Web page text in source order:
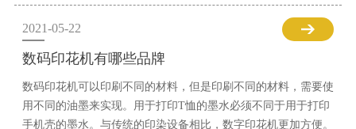
2021-05-22
数码印花机有哪些品牌
数码印花机可以印刷不同的材料，但是印刷不同的材料，需要使
用不同的油墨来实现。用于打印T恤的墨水必须不同于用于打印
手机壳的墨水。与传统的印染设备相比，数字印花机更加方便。